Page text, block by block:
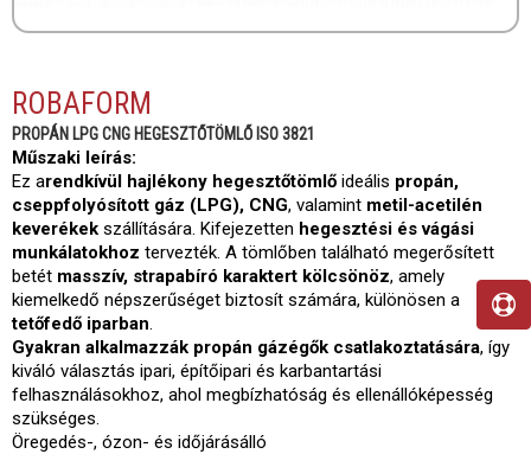
ROBAFORM
PROPÁN LPG CNG HEGESZTŐTÖMLŐ ISO 3821
Műszaki leírás:
Ez arendkívül hajlékony hegesztőtömlő ideális propán,
cseppfolyósított gáz (LPG), CNG, valamint metil-acetilén
keverékek szállítására. Kifejezetten hegesztési és vágási
munkálatokhoz tervezték. A tömlőben található megerősített
betét masszív, strapabíró karaktert kölcsönöz, amely
kiemelkedő népszerűséget biztosít számára, különösen a
tetőfedő iparban.
Gyakran alkalmazzák propán gázégők csatlakoztatására, így
kiváló választás ipari, építőipari és karbantartási
felhasználásokhoz, ahol megbízhatóság és ellenállóképesség
szükséges.
Öregedés-, ózon- és időjárásálló